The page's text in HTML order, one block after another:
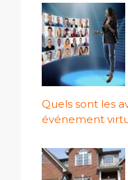
Quels sont les
événement